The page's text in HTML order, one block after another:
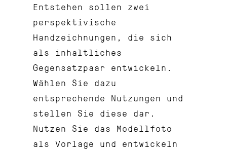
Entstehen sollen zwei
perspektivische
Handzeichnungen, die sich
als inhaltliches
Gegensatzpaar entwickeln.
Wählen Sie dazu
entsprechende Nutzungen und
stellen Sie diese dar.
Nutzen Sie das Modellfoto
als Vorlage und entwickeln